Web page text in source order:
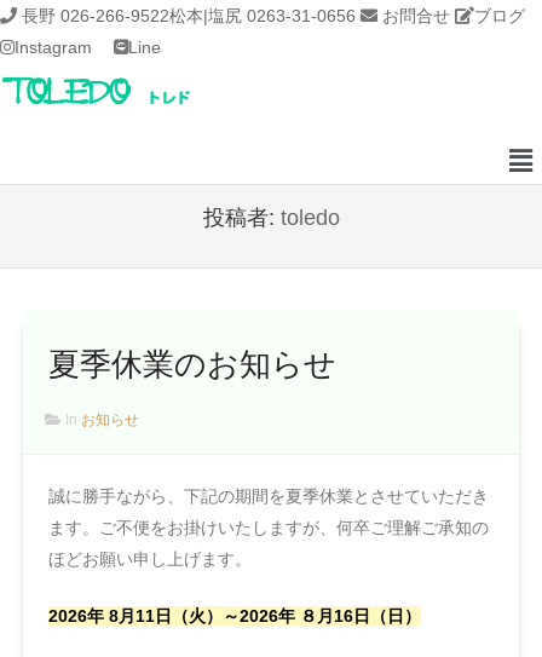
長野 026-266-9522松本|塩尻 0263-31-0656 お問合せ
ブログ
Instagram
Line
投稿者: toledo
夏季休業のお知らせ
In お知らせ
誠に勝手ながら、下記の期間を夏季休業とさせていただき
ます。ご不便をお掛けいたしますが、何卒ご理解ご承知の
ほどお願い申し上げます。
2026年 8月11日（火）～2026年 ８月16日（日）